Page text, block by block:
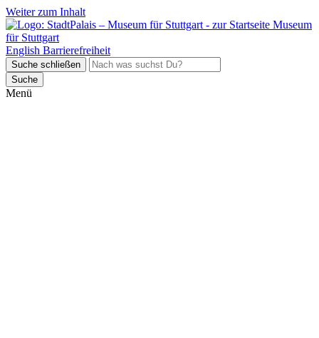
Weiter zum Inhalt
Museum
für Stuttgart
English Barrierefreiheit
Suche schließen
Suche
Menü